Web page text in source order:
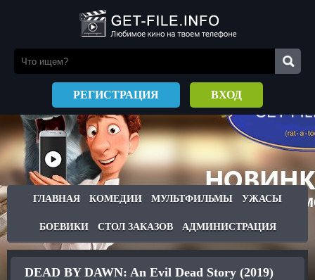
РЕГИСТРАЦИЯ ВХОД
ГЛАВНАЯ КОМЕДИИ МУЛЬТФИЛЬМЫ УЖАСЫ
БОЕВИКИ СТОЛ ЗАКАЗОВ АДМИНИСТРАЦИЯ
DEAD BY DAWN: An Evil Dead Story (2019)